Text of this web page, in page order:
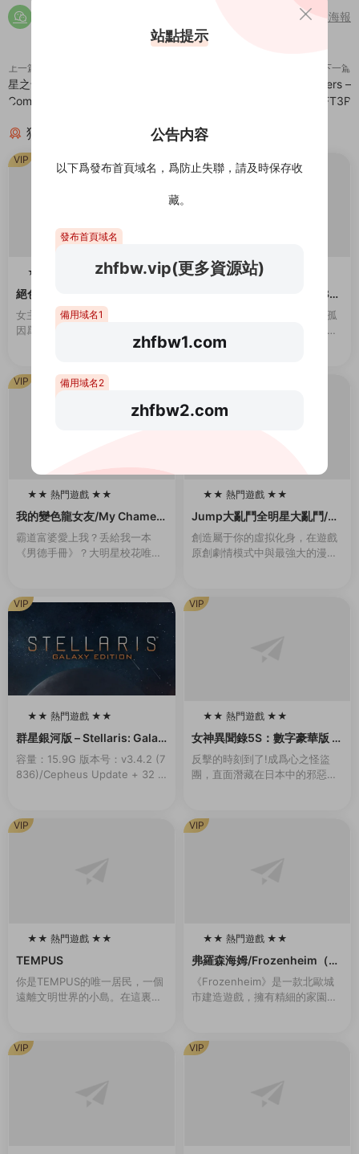
分享海報
上一篇
星之卡比完整合集版 Kirby – The
Complete Collection
下一篇
Fast & Furious: Spy Racers –
Rise of SH1FT3R
猜你喜歡
★★ 熱門遊戲 ★★
絕色舞姬（Build.10174010）
女主角是一名熱愛舞蹈的女孩。
因爲父親的債務問題，她被黑幫
控制在夜總會爲客人跳舞。爲了
目會将她用繩索捆綁起來。玩家
需要通過鍵盤幫助她完...
VIP
★★ 熱門遊戲 ★★
少女＊領域（Build.1019084
随着祖母離開人世，主角成了孤
身一人。收留他的，是位經營着
女校的同齡大小姐。 無處可去的
★★ 熱門遊戲 ★★
我的變色龍女友/My Chamele
on Girlfriend（Build.102136
55-1.0）
霸道富婆愛上我？丢給我一本
《男德手冊》？大明星校花唯獨
其實愛我的美少女（白富美）背
後都有不爲人知的秘密…...
VIP
★★ 熱門遊戲 ★★
100
Jump大亂鬥全明星大亂鬥/U
MP FORCE（v3.02終極版）
創造屬于你的虛拟化身，在遊戲
原創劇情模式中與最強大的漫畫
玩法。 名稱: JUMP FORCE類
型: 動作...
★★ 熱門遊戲 ★★
100
群星銀河版 – Stellaris: Galax
y Edition
容量：15.9G 版本号：v3.4.2 (7
836)/Cepheus Update + 32 D
VIP
★★ 熱門遊戲 ★★
100
女神異聞錄5S：數字豪華版 –
persona 5 Strikers: Digital
Deluxe Edition
反擊的時刻到了!成爲心之怪盜
團，直面潛藏在日本中的邪惡。
變……揭露真相，奪回在事件中
心的人們被囚禁的心靈！...
VIP
★★ 熱門遊戲 ★★
TEMPUS
你是TEMPUS的唯一居民，一個
遠離文明世界的小島。在這裏，
現，伴随着雷鳴般的聲音。從那
一刻起，一切都變...
VIP
★★ 熱門遊戲 ★★
100
弗羅森海姆/Frozenheim（v1.
2.0.1）
《Frozenheim》是一款北歐城
市建造遊戲，擁有精細的家園管
難險阻，跨越季節，年複一年地
發展壯大。建...
VIP
VIP VIP
站點提示
公告内容
以下爲發布首頁域名，爲防止失聯，請及時保存收
藏。
發布首頁域名
zhfbw.vip(更多資源站)
備用域名1
zhfbw1.com
備用域名2
zhfbw2.com